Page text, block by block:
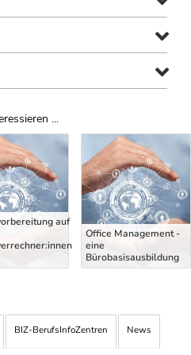
...
auf
Office Management -
eine
Bürobasisausbildung
BIZ-BerufsInfoZentren News